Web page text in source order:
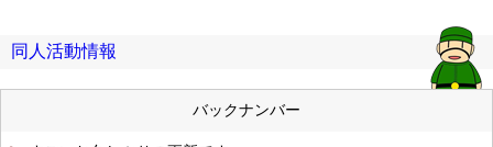
同人活動情報
バックナンバー